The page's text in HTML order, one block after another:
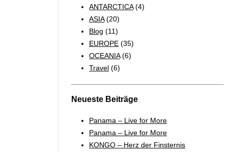
ANTARCTICA(4)
ASIA(20)
Blog (11)
EUROPE (35)
OCEANIA(6)
Travel (6)
Neueste Beiträge
Panama – Live for More
Panama – Live for More
KONGO – Herz der Finsternis